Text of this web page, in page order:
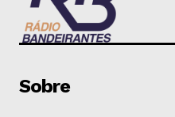
Sobre